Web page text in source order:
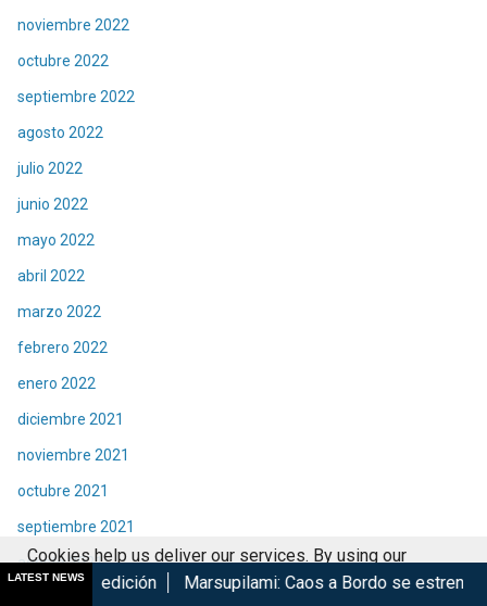
noviembre 2022
octubre 2022
septiembre 2022
agosto 2022
julio 2022
junio 2022
mayo 2022
abril 2022
marzo 2022
febrero 2022
enero 2022
diciembre 2021
noviembre 2021
octubre 2021
septiembre 2021
agosto 2021
LATEST NEWSMarsupilami: Caos a Bordo se estrena en Cinépolis
Cookies help us deliver our services. By using our
services, you agree to our use of cookies.
Got it